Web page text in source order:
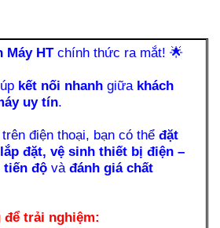
Máy HTchính thức ra mắt!🌟
kết nối nhanh giữa khách
uy tín.
điện thoại, bạn có thểđặt
đặt, vệ sinh thiết bị điện –
tiến độ vàđánh giá chất
để trải nghiệm: